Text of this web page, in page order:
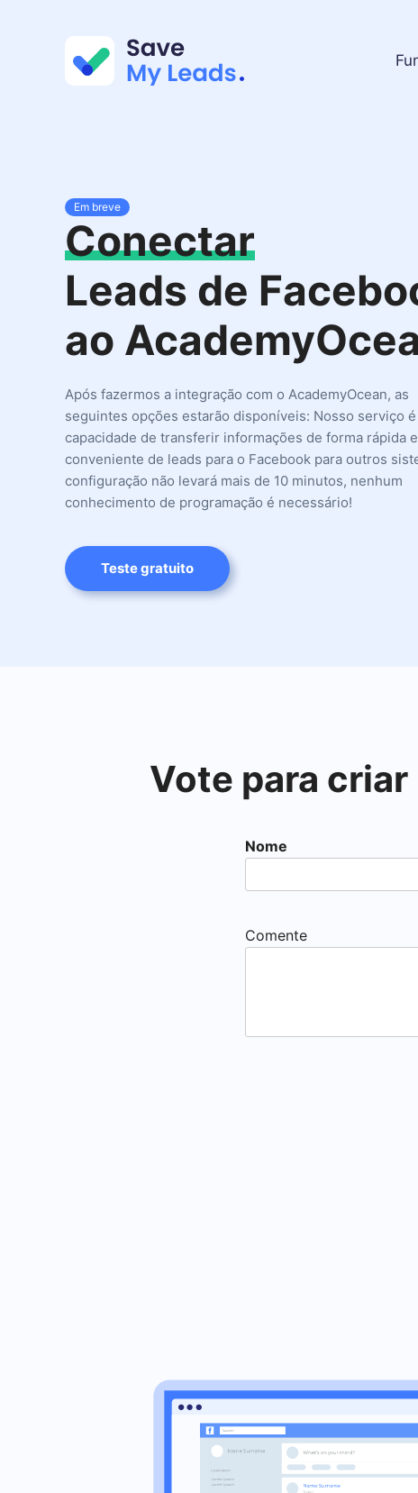
Em breve
Conectar
Leads de
ao
Após fazermos a integração com o AcademyOcean, as
seguintes opções estarão disponíveis: Nosso serviço é
capacidade de transferir informações de forma rápida e
conveniente de leads para o Facebook para outros
configuração não levará mais de 10 minutos, nenhum
conhecimento de programação é necessário!
Teste gratuito
Vote para
Nome
Comente